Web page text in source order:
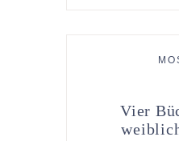
Vier